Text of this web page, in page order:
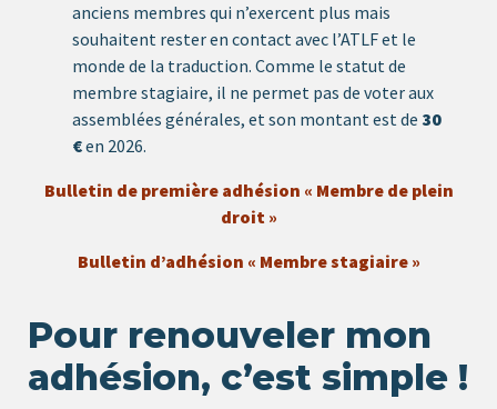
anciens membres qui n’exercent plus mais
souhaitent rester en contact avec l’ATLF et le
monde de la traduction. Comme le statut de
membre stagiaire, il ne permet pas de voter aux
assemblées générales, et son montant est de 30
€en 2026.
Bulletin de première adhésion « Membre de plein
droit »
Bulletin d’adhésion « Membre stagiaire »
Pour renouveler mon
adhésion, c’est simple !